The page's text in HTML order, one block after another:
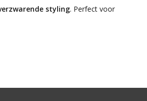
styling. Perfect voor